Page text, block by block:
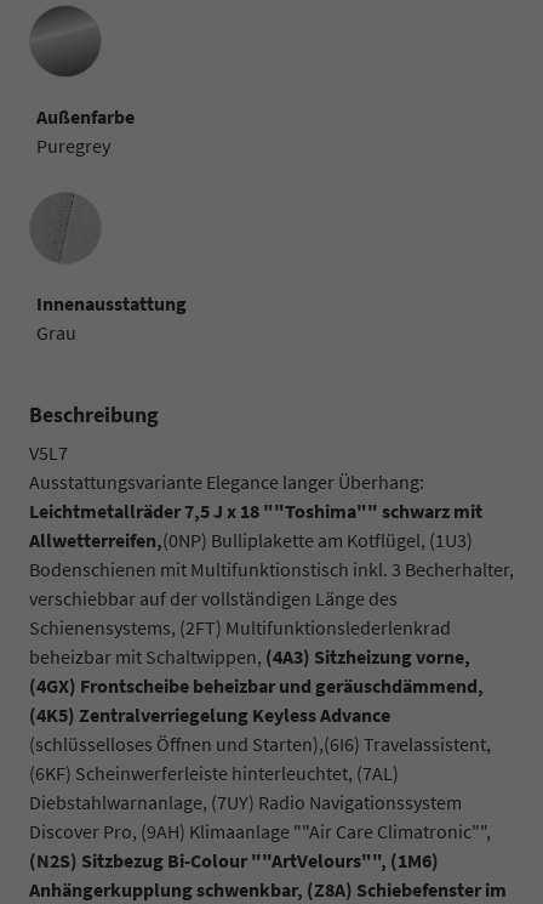
Außenfarbe
Puregrey
Innenausstattung
Innenausstattung
Grau
Beschreibung
V5L7
Ausstattungsvariante Elegance langer Überhang:
Leichtmetallräder 7,5 J x 18 ""Toshima"" schwarz mit
Allwetterreifen,(0NP) Bulliplakette am Kotflügel, (1U3)
Bodenschienen mit Multifunktionstisch inkl. 3 Becherhalter,
verschiebbar auf der vollständigen Länge des
Schienensystems, (2FT) Multifunktionslederlenkrad
beheizbar mit Schaltwippen, (4A3) Sitzheizung vorne,
(4GX) Frontscheibe beheizbar und geräuschdämmend,
(4K5) Zentralverriegelung Keyless Advance
(schlüsselloses Öffnen und Starten),(6I6) Travelassistent,
(6KF) Scheinwerferleiste hinterleuchtet, (7AL)
Diebstahlwarnanlage, (7UY) Radio Navigationssystem
Discover Pro, (9AH) Klimaanlage ""Air Care Climatronic"",
(N2S) Sitzbezug Bi-Colour ""ArtVelours"", (1M6)
Anhängerkupplung schwenkbar, (Z8A) Schiebefenster im